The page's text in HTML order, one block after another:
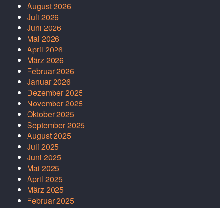
August 2026
Juli 2026
Juni 2026
Mai 2026
April 2026
März 2026
Februar 2026
Januar 2026
Dezember 2025
November 2025
Oktober 2025
September 2025
August 2025
Juli 2025
Juni 2025
Mai 2025
April 2025
März 2025
Februar 2025